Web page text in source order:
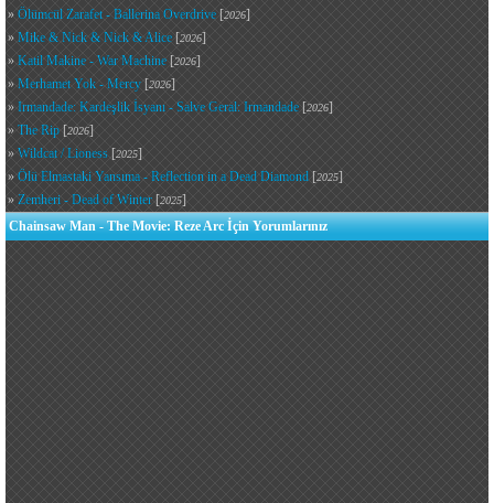
» Ölümcül Zarafet - Ballerina Overdrive [2026]
» Mike & Nick & Nick & Alice [2026]
» Katil Makine - War Machine [2026]
» Merhamet Yok - Mercy [2026]
» Irmandade: Kardeşlik İsyanı - Salve Geral: Irmandade [2026]
» The Rip [2026]
» Wildcat / Lioness [2025]
» Ölü Elmastaki Yansıma - Reflection in a Dead Diamond [2025]
» Zemheri - Dead of Winter [2025]
Chainsaw Man - The Movie: Reze Arc İçin Yorumlarınız